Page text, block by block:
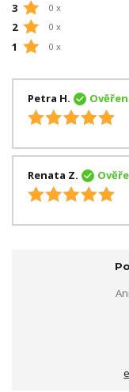
3 0 x
2 0 x
1 0 x
Petra H.
Renata Z.